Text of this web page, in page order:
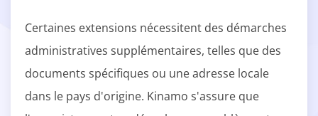
Certaines extensions nécessitent des démarches
administratives supplémentaires, telles que des
documents spécifiques ou une adresse locale
dans le pays d'origine. Kinamo s'assure que